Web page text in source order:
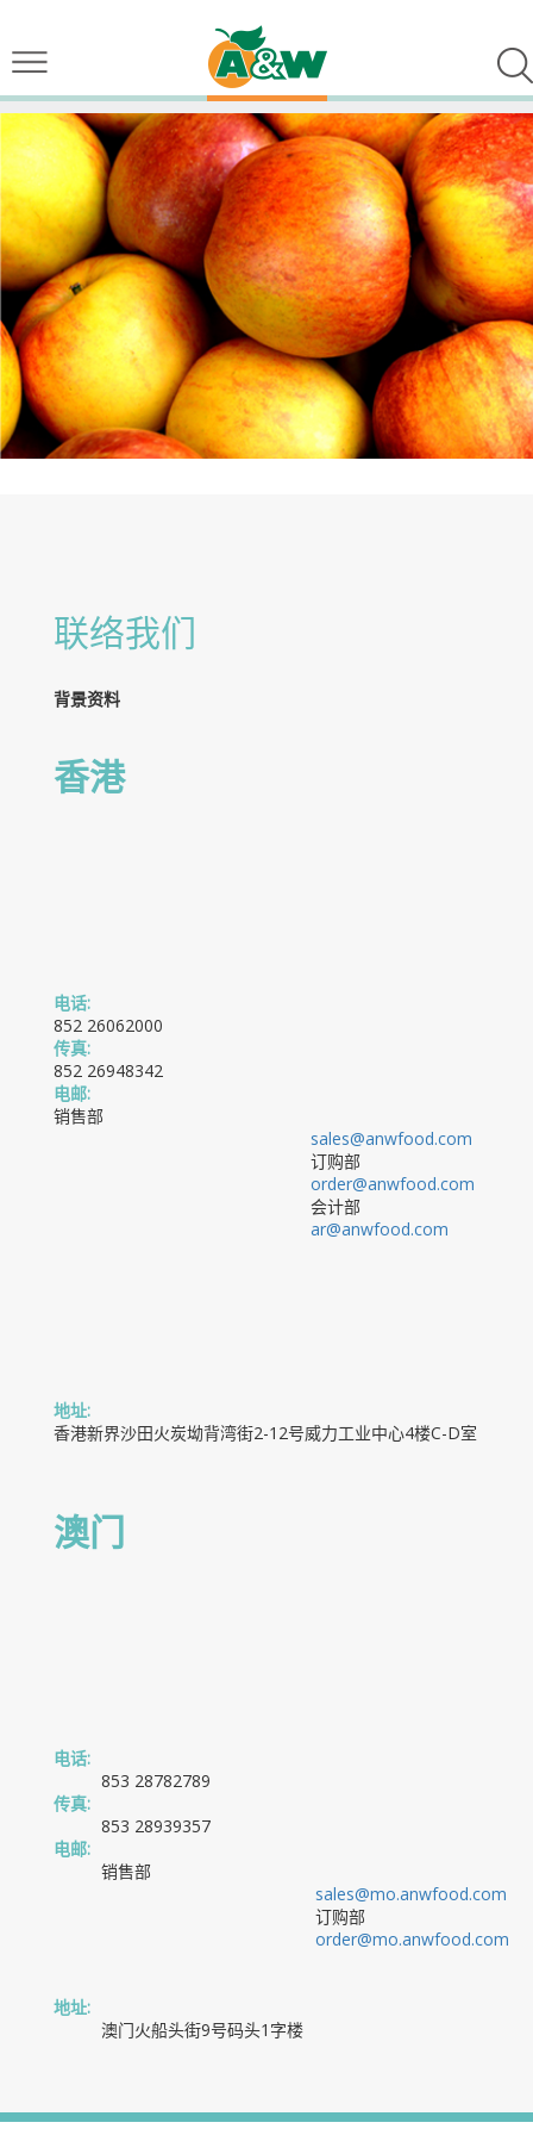
联络我们
背景资料
香港
电话:
852 26062000
传真:
852 26948342
电邮:
销售部
sales@anwfood.com
订购部
order@anwfood.com
会计部
ar@anwfood.com
地址:
香港新界沙田火炭坳背湾街2-12号威力工业中心4楼C-D室
澳门
电话:
853 28782789
传真:
853 28939357
电邮:
销售部
sales@mo.anwfood.com
订购部
order@mo.anwfood.com
地址:
澳门火船头街9号码头1字楼